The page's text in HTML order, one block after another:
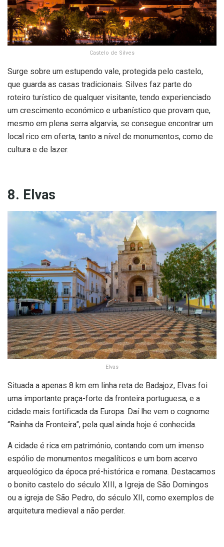
Castelo de Silves
Surge sobre um estupendo vale, protegida pelo castelo,
que guarda as casas tradicionais. Silves faz parte do
roteiro turístico de qualquer visitante, tendo experienciado
um crescimento económico e urbanístico que provam que,
mesmo em plena serra algarvia, se consegue encontrar um
local rico em oferta, tanto a nível de monumentos, como de
cultura e de lazer.
8. Elvas
Elvas
Situada a apenas 8 km em linha reta de Badajoz, Elvas foi
uma importante praça-forte da fronteira portuguesa, e a
cidade mais fortificada da Europa. Daí lhe vem o cognome
“Rainha da Fronteira”, pela qual ainda hoje é conhecida.
A cidade é rica em património, contando com um imenso
espólio de monumentos megalíticos e um bom acervo
arqueológico da época pré-histórica e romana. Destacamos
o bonito castelo do século XIII, a Igreja de São Domingos
ou a igreja de São Pedro, do século XII, como exemplos de
arquitetura medieval a não perder.